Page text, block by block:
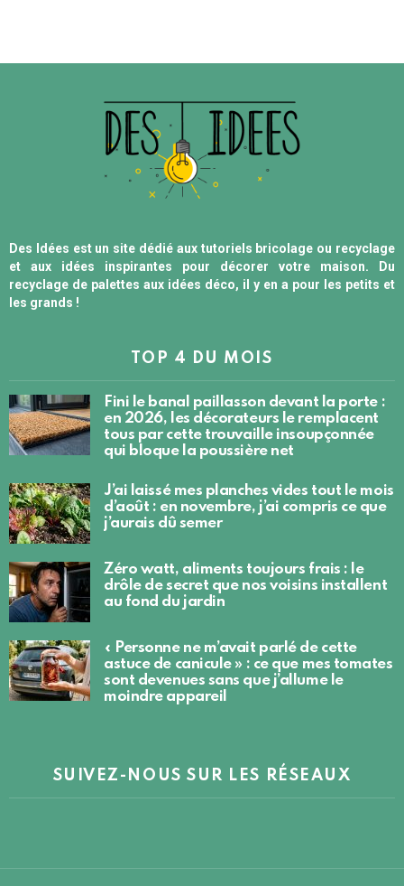
Des Idées est un site dédié aux tutoriels bricolage ou recyclage
et aux idées inspirantes pour décorer votre maison. Du
recyclage de palettes aux idées déco, il y en a pour les petits et
les grands !
TOP 4 DU MOIS
Fini le banal paillasson devant la porte :
en 2026, les décorateurs le remplacent
tous par cette trouvaille insoupçonnée
qui bloque la poussière net
J’ai laissé mes planches vides tout le mois
d’août : en novembre, j’ai compris ce que
j’aurais dû semer
Zéro watt, aliments toujours frais : le
drôle de secret que nos voisins installent
au fond du jardin
« Personne ne m’avait parlé de cette
astuce de canicule » : ce que mes tomates
sont devenues sans que j’allume le
moindre appareil
SUIVEZ-NOUS SUR LES RÉSEAUX